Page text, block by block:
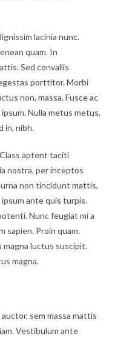
lacinia nunc.
quam. In
Sed convallis
porttitor. Morbi
non, massa. Fusce ac
Nulla metus metus,
in, nibh.
aptent taciti
nostra, per inceptos
urna non tincidunt mattis,
ante quis turpis.
Nunc feugiat mi a
sapien. Proin quam.
magna luctus suscipit.
magna.
sem massa mattis
Vestibulum ante